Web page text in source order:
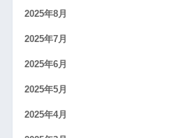
2025年8月
2025年7月
2025年6月
2025年5月
2025年4月